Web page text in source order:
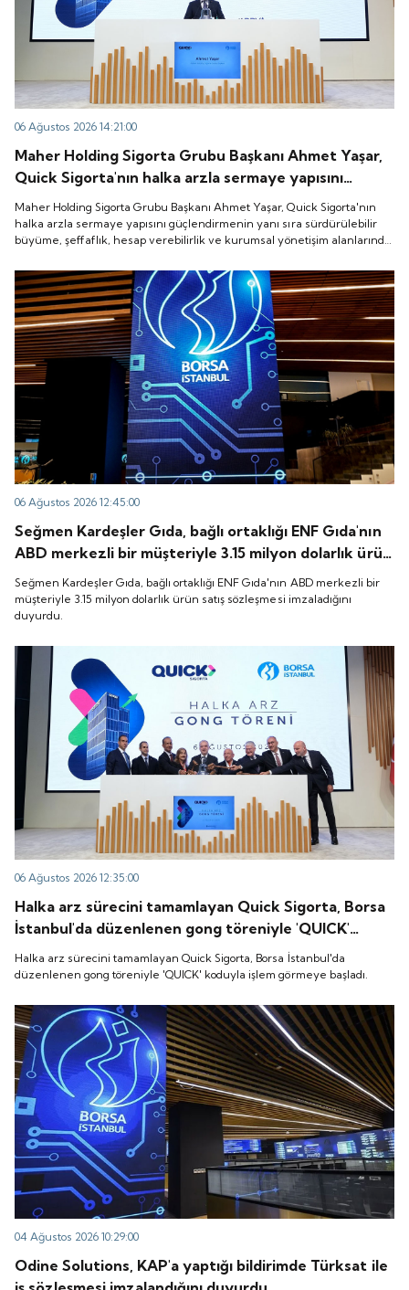
06 Ağustos 2026 14:21:00
Maher Holding Sigorta Grubu Başkanı Ahmet Yaşar,
Quick Sigorta'nın halka arzla sermaye yapısını
güçlendirmenin yanı sıra sürdürülebilir büyüme,
şeffaflık, hesap verebilirlik ve kurumsal yönetişim
alanlarında yeni bir döneme girdiğini belirtti.
Maher Holding Sigorta Grubu Başkanı Ahmet Yaşar, Quick Sigorta'nın
halka arzla sermaye yapısını güçlendirmenin yanı sıra sürdürülebilir
büyüme, şeffaflık, hesap verebilirlik ve kurumsal yönetişim alanlarında
06 Ağustos 2026 12:45:00
Seğmen Kardeşler Gıda, bağlı ortaklığı ENF Gıda'nın
ABD merkezli bir müşteriyle 3.15 milyon dolarlık ürün
satış sözleşmesi imzaladığını duyurdu.
Seğmen Kardeşler Gıda, bağlı ortaklığı ENF Gıda'nın ABD merkezli bir
müşteriyle 3.15 milyon dolarlık ürün satış sözleşmesi imzaladığını
duyurdu.
06 Ağustos 2026 12:35:00
Halka arz sürecini tamamlayan Quick Sigorta, Borsa
İstanbul'da düzenlenen gong töreniyle 'QUICK'
koduyla işlem görmeye başladı.
Halka arz sürecini tamamlayan Quick Sigorta, Borsa İstanbul'da
düzenlenen gong töreniyle 'QUICK' koduyla işlem görmeye başladı.
04 Ağustos 2026 10:29:00
Odine Solutions, KAP'a yaptığı bildirimde Türksat ile